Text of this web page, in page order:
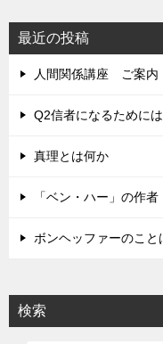
ビ
ゲ
ー
シ
最近の投稿
人間関係講座 ご案内
Q2信者になるために
真理とは何か
「ベン・ハー」の作者
ボンヘッファーのこと
検索